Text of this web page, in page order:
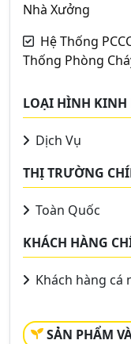
Nhà Xưởng
Hệ Thống
Thống Phòng
LOẠI HÌNH KINH
Dịch Vụ
THỊ TRƯỜNG
Toàn Quốc
KHÁCH HÀNG
Khách hàng cá
SẢN PHẨM